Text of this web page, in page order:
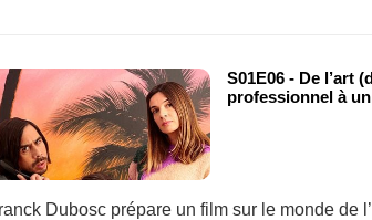
S01E06 - De l’art
professionnel à
Dubosc prépare un film sur le monde de